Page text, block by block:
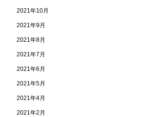
2021年10月
2021年9月
2021年8月
2021年7月
2021年6月
2021年5月
2021年4月
2021年2月